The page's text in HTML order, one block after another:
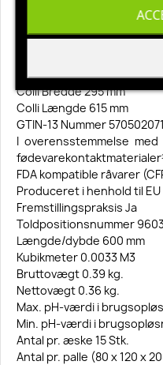
MaterialePolypropylen;TPE
Oprindelsesland Denmark
Farve Hvid
Højde 95 mm
Colli Bredde 295 mm
Colli Længde 615 mm
GTIN-13 Nummer
I overensstemmelse
FDA kompatible råvarer
Produceret i henhold til
Fremstillingspraksis Ja
Toldpositionsnummer
Længde/dybde 600 mm
Kubikmeter 0.0033 M3
Bruttovægt 0.39 kg.
Nettovægt 0.36 kg.
Max. pH-værdi i
Min. pH-værdi i
Antal pr. æske 15 Stk.
Antal pr. palle (80 x 120 x